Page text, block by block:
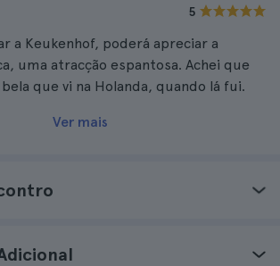
5
a Keukenhof, poderá apreciar a
uma atracção espantosa. Achei que
que vi na Holanda, quando lá fui.
Ver mais